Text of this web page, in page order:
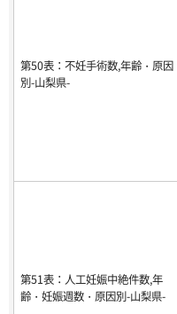
第50表：不妊手術数,年齢・原因
別-山梨県-
第51表：人工妊娠中絶件数,年
齢・妊娠週数・原因別-山梨県-